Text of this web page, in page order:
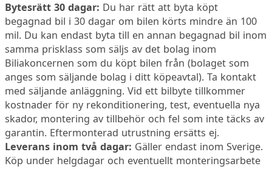
Bytesrätt 30 dagar: Du har rätt att byta köpt
begagnad bil i 30 dagar om bilen körts mindre än 100
mil. Du kan endast byta till en annan begagnad bil inom
samma prisklass som säljs av det bolag inom
Biliakoncernen som du köpt bilen från (bolaget som
anges som säljande bolag i ditt köpeavtal). Ta kontakt
med säljande anläggning. Vid ett bilbyte tillkommer
kostnader för ny rekonditionering, test, eventuella nya
skador, montering av tillbehör och fel som inte täcks av
garantin. Eftermonterad utrustning ersätts ej.
Leverans inom två dagar: Gäller endast inom Sverige.
Köp under helgdagar och eventuellt monteringsarbete